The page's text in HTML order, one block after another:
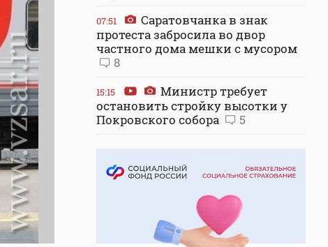
07:51
Саратовчанка в знак
протеста забросила во двор
частного дома мешки с мусором
8
15:15
Министр требует
остановить стройку высотки у
Покровского собора
5